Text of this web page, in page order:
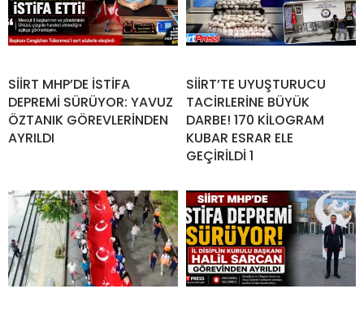
SİİRT MHP’DE İSTİFA
DEPREMİ SÜRÜYOR: YAVUZ
ÖZTANIK GÖREVLERİNDEN
AYRILDI
SİİRT’TE UYUŞTURUCU
TACİRLERİNE BÜYÜK
DARBE! 170 KİLOGRAM
KUBAR ESRAR ELE
GEÇİRİLDİ 1